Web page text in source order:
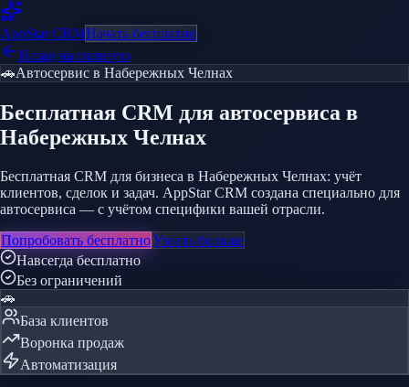
AppStarCRMНачать бесплатно
Назад на главную
🚗Автосервис в Набережных Челнах
Бесплатная CRM для автосервиса в
Набережных Челнах
Бесплатная CRM для бизнеса в Набережных Челнах: учёт
клиентов, сделок и задач. AppStar CRM создана специально для
автосервиса — с учётом специфики вашей отрасли.
Попробовать бесплатноУзнать больше
Навсегда бесплатно
Без ограничений
🚗
База клиентов
Воронка продаж
Автоматизация